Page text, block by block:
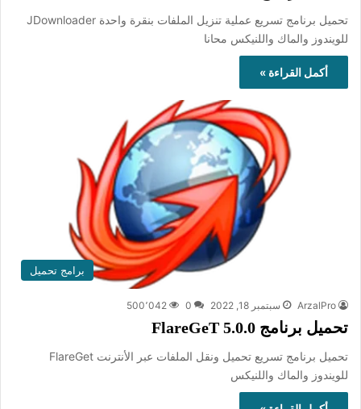
تحميل برنامج تسريع عملية تنزيل الملفات بنقرة واحدة JDownloader
للويندوز والماك واللنيكس محانا
أكمل القراءة »
برامج تحميل
ArzalPro سبتمبر 18, 2022 0 500٬042
تحميل برنامج FlareGeT 5.0.0
تحميل برنامج تسريع تحميل ونقل الملفات عبر الأنترنت FlareGet
للويندوز والماك واللنيكس